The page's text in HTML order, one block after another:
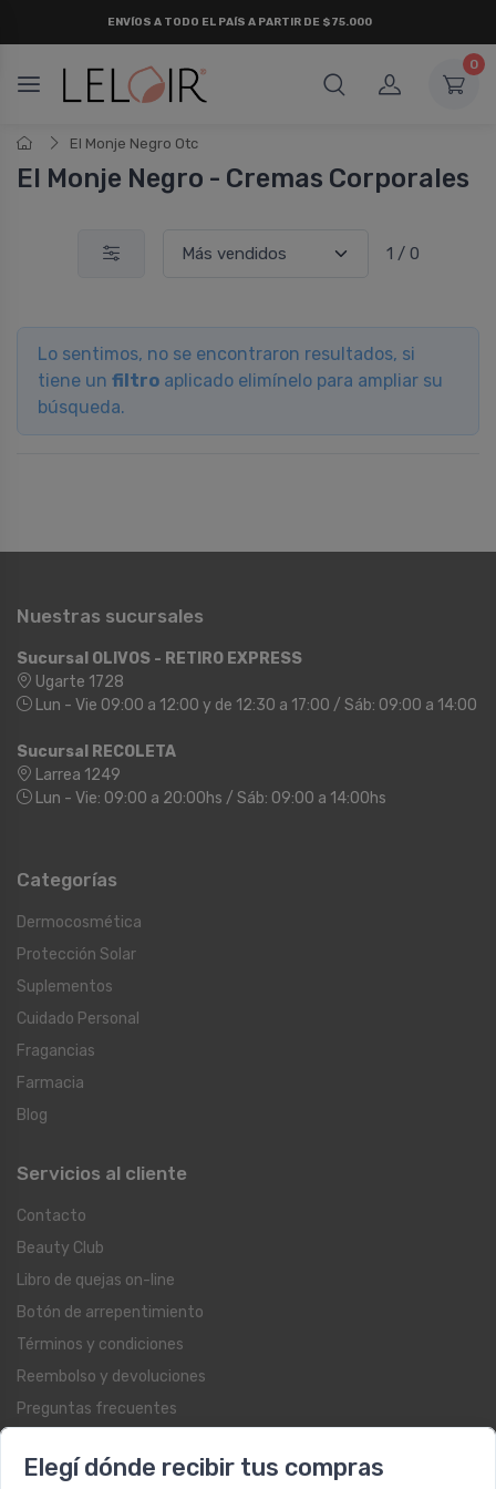
Elegí dónde recibir tus compras
ENVÍOS A TODO EL PAÍS A PARTIR DE $75.000
0
El Monje Negro Otc
El Monje Negro - Cremas Corporales
1 / 0
Lo sentimos, no se encontraron resultados, si
tiene un filtro aplicado elimínelo para ampliar su
búsqueda.
Nuestras sucursales
Sucursal OLIVOS - RETIRO EXPRESS
Ugarte 1728
Lun - Vie 09:00 a 12:00 y de 12:30 a 17:00 / Sáb: 09:00 a 14:00
Sucursal RECOLETA
Larrea 1249
Lun - Vie: 09:00 a 20:00hs / Sáb: 09:00 a 14:00hs
Categorías
Dermocosmética
Protección Solar
Suplementos
Cuidado Personal
Fragancias
Farmacia
Blog
Servicios al cliente
Contacto
Beauty Club
Libro de quejas on-line
Botón de arrepentimiento
Términos y condiciones
Reembolso y devoluciones
Preguntas frecuentes